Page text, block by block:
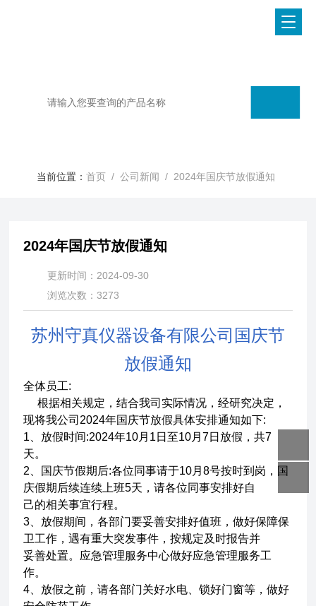
当前位置：首页 /公司新闻 / 2024年国庆节放假通知
2024年国庆节放假通知
更新时间：2024-09-30
浏览次数：3273
苏州守真仪器设备有限公司国庆节
放假通知
全体员工:
根据相关规定，结合我司实际情况，经研究决定，
现将我公司2024年国庆节放假具体安排通知如下:
1、放假时间:2024年10月1日至10月7日放假，共7
天。
2、国庆节假期后:各位同事请于10月8号按时到岗，国
庆假期后续连续上班5天，请各位同事安排好自
己的相关事宜行程。
3、放假期间，各部门要妥善安排好值班，做好保障保
卫工作，遇有重大突发事件，按规定及时报告并
妥善处置。应急管理服务中心做好应急管理服务工
作。
4、放假之前，请各部门关好水电、锁好门窗等，做好